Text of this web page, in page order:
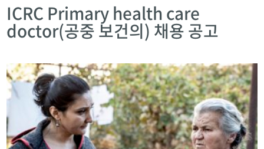
ICRC Primary health care
doctor(공중 보건의) 채용 공고